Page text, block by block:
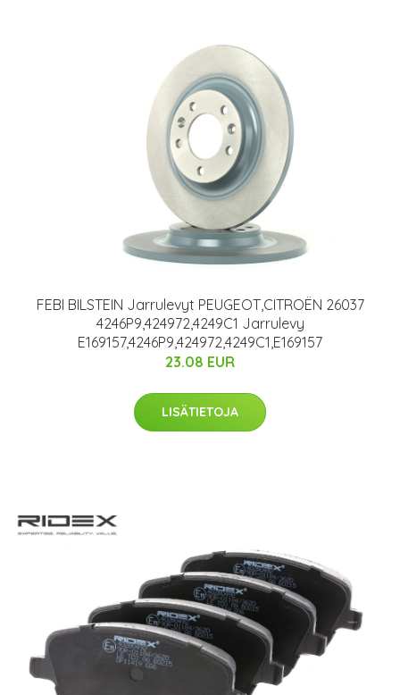
FEBI BILSTEIN Jarrulevyt PEUGEOT,CITROËN 26037
4246P9,424972,4249C1 Jarrulevy
E169157,4246P9,424972,4249C1,E169157
23.08 EUR
LISÄTIETOJA